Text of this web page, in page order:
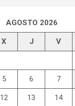
AGOSTO 2026
X J V
5 6 7
12 13 14